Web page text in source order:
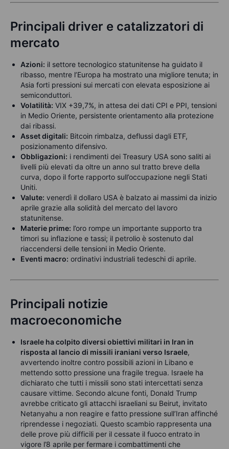
Principali driver e catalizzatori di
mercato
Azioni: il settore tecnologico statunitense ha guidato il
ribasso, mentre l’Europa ha mostrato una migliore tenuta; in
Asia forti pressioni sui mercati con elevata esposizione ai
semiconduttori.
Volatilità: VIX +39,7%, in attesa dei dati CPI e PPI, tensioni
in Medio Oriente, persistente orientamento alla protezione
dai ribassi.
Asset digitali: Bitcoin rimbalza, deflussi dagli ETF,
posizionamento difensivo.
Obbligazioni: i rendimenti dei Treasury USA sono saliti ai
livelli più elevati da oltre un anno sul tratto breve della
curva, dopo il forte rapporto sull’occupazione negli Stati
Uniti.
Valute: venerdì il dollaro USA è balzato ai massimi da inizio
aprile grazie alla solidità del mercato del lavoro
statunitense.
Materie prime: l’oro rompe un importante supporto tra
timori su inflazione e tassi; il petrolio è sostenuto dal
riaccendersi delle tensioni in Medio Oriente.
Eventi macro: ordinativi industriali tedeschi di aprile.
Principali notizie
macroeconomiche
Israele ha colpito diversi obiettivi militari in Iran in
risposta al lancio di missili iraniani verso Israele,
avvertendo inoltre contro possibili azioni in Libano e
mettendo sotto pressione una fragile tregua. Israele ha
dichiarato che tutti i missili sono stati intercettati senza
causare vittime. Secondo alcune fonti, Donald Trump
avrebbe criticato gli attacchi israeliani su Beirut, invitato
Netanyahu a non reagire e fatto pressione sull’Iran affinché
riprendesse i negoziati. Questo scambio rappresenta una
delle prove più difficili per il cessate il fuoco entrato in
vigore l’8 aprile per fermare i combattimenti che